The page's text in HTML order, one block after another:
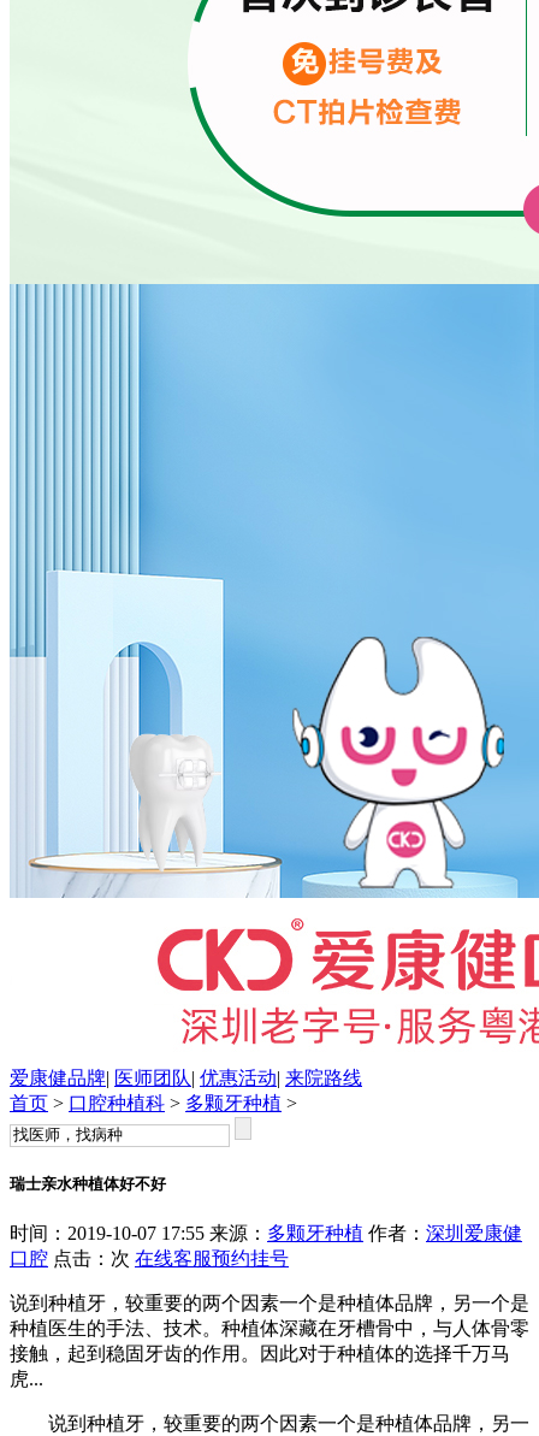
爱康健品牌| 医师团队| 优惠活动| 来院路线
首页 > 口腔种植科 > 多颗牙种植 >
瑞士亲水种植体好不好
时间：2019-10-07 17:55 来源： 多颗牙种植 作者： 深圳爱康健
口腔 点击： 次 在线客服预约挂号
说到种植牙，较重要的两个因素一个是种植体品牌，另一个是
种植医生的手法、技术。种植体深藏在牙槽骨中，与人体骨零
接触，起到稳固牙齿的作用。因此对于种植体的选择千万马
虎...
说到种植牙，较重要的两个因素一个是种植体品牌，另一